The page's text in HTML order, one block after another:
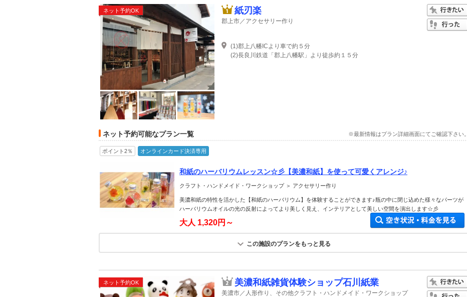
ネット予約OK 紙刃楽
郡上市／アクセサリー作り
(1)郡上八幡ICより車で約５分
(2)長良川鉄道「郡上八幡駅」より徒歩約１５分
ネット予約可能なプラン一覧 ※最新情報はプラン詳細画面にてご確認下さい。
ポイント2％ オンラインカード決済専用
和紙のハーバリウムレッスン☆彡【美濃和紙】を使って可愛くアレンジ♪
クラフト・ハンドメイド・ワークショップ ＞ アクセサリー作り
美濃和紙の特性を活かした【和紙のハーバリウム】を体験することができます♪瓶の中に閉じ込めた様々なパーツが
ハーバリウムオイルの光の反射によってより美しく見え、インテリアとして美しい空間を演出します☆彡
大人 1,320円～
この施設のプランをもっと見る
ネット予約OK 美濃和紙雑貨体験ショップ石川紙業
美濃市／人形作り、その他クラフト・ハンドメイド・ワークショップ